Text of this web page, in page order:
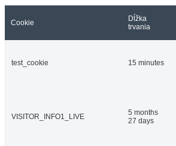
Cookie
Dĺžka
trvania
test_cookie 15 minutes
VISITOR_INFO1_LIVE
5 months
27 days